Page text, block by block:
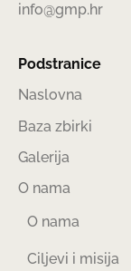
info@gmp.hr
Podstranice
Naslovna
Baza zbirki
Galerija
O nama
O nama
Ciljevi i misija